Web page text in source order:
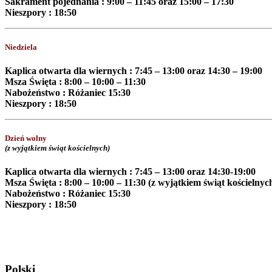
Nieszpory : 18:50
Niedziela
Kaplica otwarta dla wiernych : 7:45 – 13:00 oraz 14:30 – 19:00
Msza Święta : 8:00 – 10:00 – 11:30
Nabożeństwo : Różaniec 15:30
Nieszpory : 18:50
Dzień wolny
(z wyjątkiem świąt kościelnych)
Kaplica otwarta dla wiernych : 7:45– 13:00 oraz 14:30-19:00
Msza Święta : 8:00 – 10:00 – 11:30 (z wyjątkiem świąt
Nabożeństwo : Różaniec 15:30
Nieszpory : 18:50
Polski